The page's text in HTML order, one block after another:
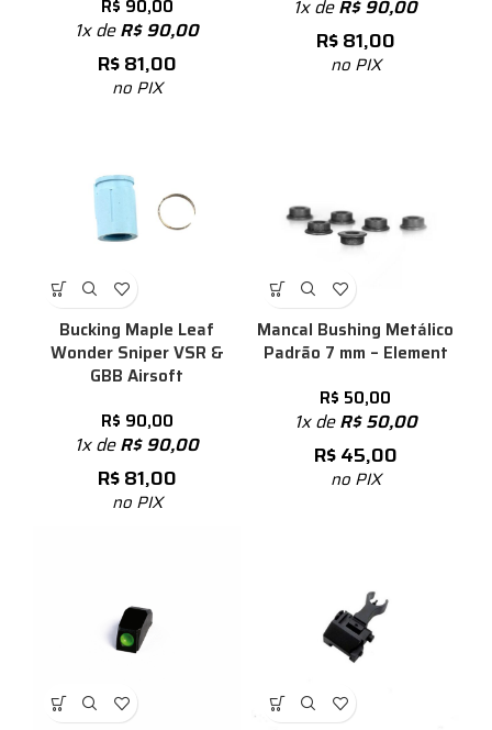
R$ 90,00
1x deR$90,00
R$81,00
no PIX
1x deR$90,00
R$81,00
no PIX
Bucking Maple Leaf
Wonder Sniper VSR &
GBB Airsoft
R$ 90,00
1x deR$90,00
R$81,00
no PIX
Mancal Bushing Metálico
Padrão 7 mm – Element
R$ 50,00
1x deR$50,00
R$45,00
no PIX